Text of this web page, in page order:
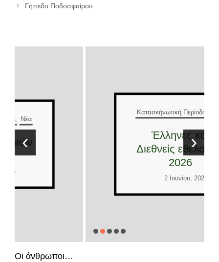
Γήπεδο Ποδοσφαίρου
Κατασκήνωτική Περίοδος Νέα
Διεθνείς εθελοντές
‹ ›
Οι άνθρωποι…